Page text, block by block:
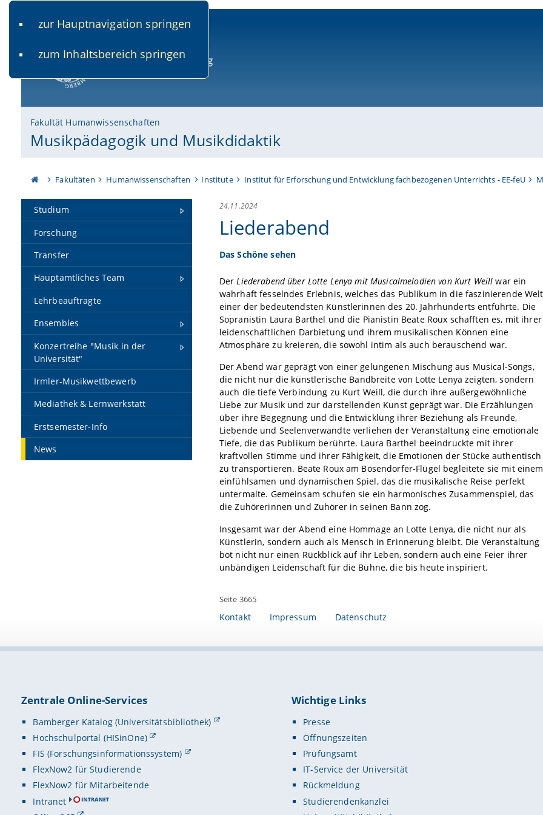
zur Hauptnavigation springen
zum Inhaltsbereich springen
Fakultät Humanwissenschaften
Musikpädagogik und Musikdidaktik
Fakultäten Humanwissenschaften Institute Institut für Erforschung und Entwicklung fachbezogenen Unterrichts - EE-feU
Studium
Forschung
Transfer
Hauptamtliches Team
Lehrbeauftragte
Ensembles
Konzertreihe "Musik in der
Universität"
Irmler-Musikwettbewerb
Mediathek & Lernwerkstatt
Erstsemester-Info
News
24.11.2024
Liederabend
Das Schöne sehen
DerLiederabend über Lotte Lenya mit Musicalmelodien von Kurt Weillwar ein
wahrhaft fesselndes Erlebnis, welches das Publikum in die faszinierende Welt
einer der bedeutendsten Künstlerinnen des 20. Jahrhunderts entführte. Die
Sopranistin Laura Barthel und die Pianistin Beate Roux schafften es, mit ihrer
leidenschaftlichen Darbietung und ihrem musikalischen Können eine
Atmosphäre zu kreieren, die sowohl intim als auch berauschend war.
Der Abend war geprägt von einer gelungenen Mischung aus Musical-Songs,
die nicht nur die künstlerische Bandbreite von Lotte Lenya zeigten, sondern
auch die tiefe Verbindung zu Kurt Weill, die durch ihre außergewöhnliche
Liebe zur Musik und zur darstellenden Kunst geprägt war. Die Erzählungen
über ihre Begegnung und die Entwicklung ihrer Beziehung als Freunde,
Liebende und Seelenverwandte verliehen der Veranstaltung eine emotionale
Tiefe, die das Publikum berührte. Laura Barthel beeindruckte mit ihrer
kraftvollen Stimme und ihrer Fähigkeit, die Emotionen der Stücke authentisch
zu transportieren. Beate Roux am Bösendorfer-Flügel begleitete sie mit einem
einfühlsamen und dynamischen Spiel, das die musikalische Reise perfekt
untermalte. Gemeinsam schufen sie ein harmonisches Zusammenspiel, das
die Zuhörerinnen und Zuhörer in seinen Bann zog.
Insgesamt war der Abend eine Hommage an Lotte Lenya, die nicht nur als
Künstlerin, sondern auch als Mensch in Erinnerung bleibt. Die Veranstaltung
bot nicht nur einen Rückblick auf ihr Leben, sondern auch eine Feier ihrer
unbändigen Leidenschaft für die Bühne, die bis heute inspiriert.
Seite 3665
Kontakt Impressum Datenschutz
Zentrale Online-Services
Bamberger Katalog (Universitätsbibliothek)
Hochschulportal (HISinOne)
FIS (Forschungsinformationssystem)
FlexNow2 für Studierende
FlexNow2 für Mitarbeitende
Intranet
Wichtige Links
Presse
Öffnungszeiten
Prüfungsamt
IT-Service der Universität
Rückmeldung
Studierendenkanzlei